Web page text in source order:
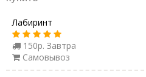
Лабиринт
150р. Завтра
Самовывоз